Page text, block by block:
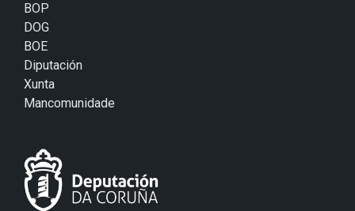
BOP
DOG
BOE
Diputación
Xunta
Mancomunidade